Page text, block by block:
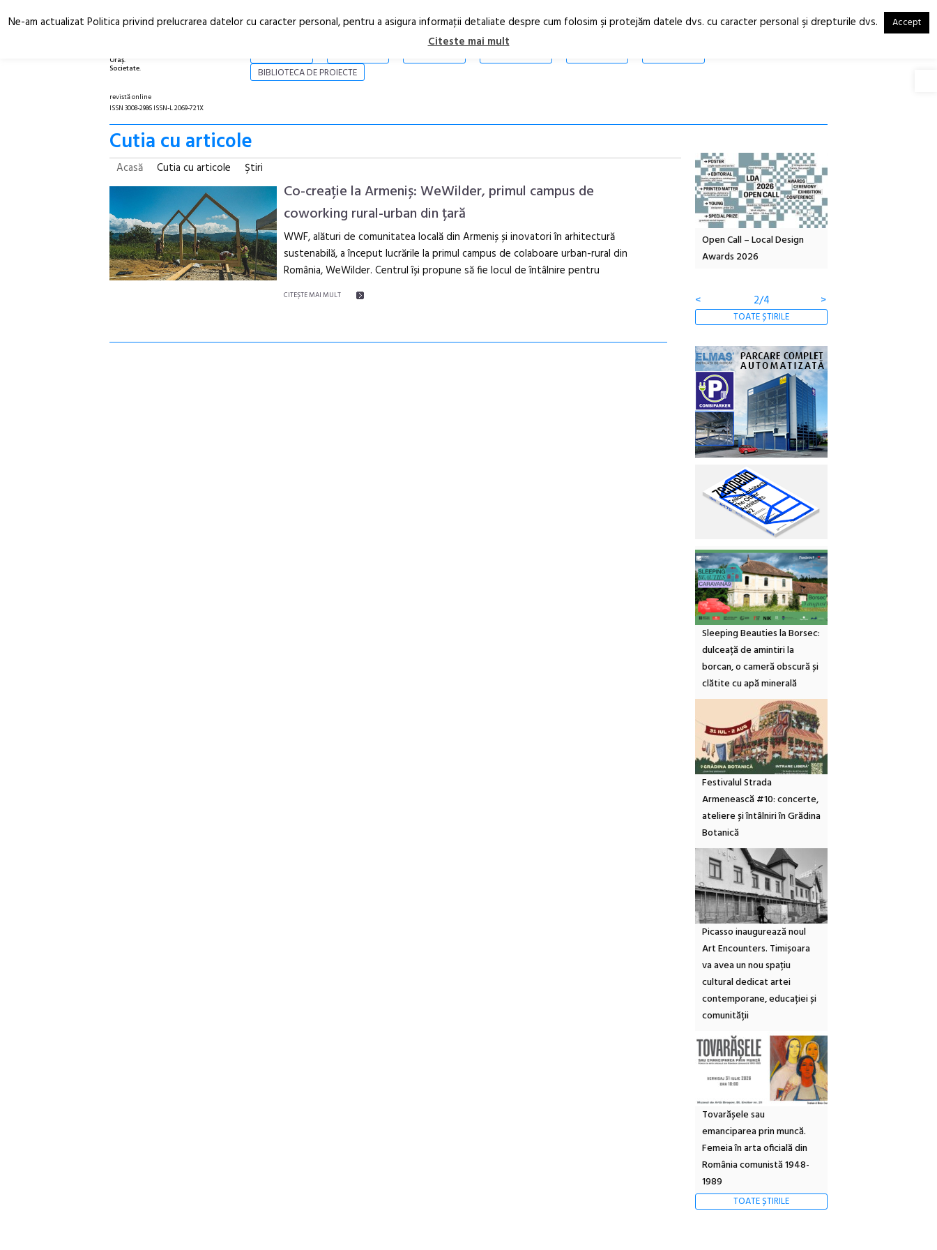
Oraș.
Societate.
RO
EN
BIBLIOTECA DE PROIECTE
revistă online
ISSN 3008-2986 ISSN-L 2069-721X
Cutia cu articole
Acasă Cutia cu articole Ştiri
Co-creație la Armeniș: WeWilder, primul campus de
coworking rural-urban din țară
WWF, alături de comunitatea locală din Armeniș și inovatori în arhitectură
sustenabilă, a început lucrările la primul campus de colaboare urban-rural din
România, WeWilder. Centrul își propune să fie locul de întâlnire pentru
CITEŞTE MAI MULT
În curând: POELANDA – parc
de poezie și co-creație
Open Call – Local Design
Awards 2026
<
2/4 >
TOATE ȘTIRILE
Sleeping Beauties la Borsec:
dulceață de amintiri la
borcan, o cameră obscură și
clătite cu apă minerală
Festivalul Strada
Armenească #10: concerte,
ateliere și întâlniri în Grădina
Botanică
Picasso inaugurează noul
Art Encounters. Timișoara
va avea un nou spațiu
cultural dedicat artei
contemporane, educației și
comunității
Tovarășele sau
emanciparea prin muncă.
Femeia în arta oficială din
România comunistă 1948-
1989
TOATE ȘTIRILE
Ne-am actualizat Politica privind prelucrarea datelor cu caracter personal, pentru a asigura informaţii detaliate despre cum folosim şi protejăm datele dvs. cu caracter personal şi drepturile dvs. Accept
Citeste mai mult